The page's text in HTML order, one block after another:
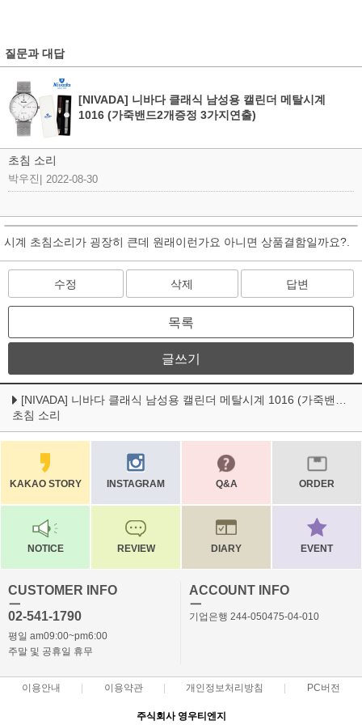
질문과 대답
[NIVADA] 니바다 클래식 남성용 캘린더 메탈시계
1016 (가죽밴드2개증정 3가지연출)
초침 소리
박우진 2022-08-30
시계 초침소리가 굉장히 큰데 원래이런가요 아니면 상품결함일까요?.
수정 삭제 답변
목록
글쓰기
[NIVADA] 니바다 클래식 남성용 캘린더 메탈시계 1016 (가죽밴드2개증정 3가지연출)
초침 소리
KAKAO STORY INSTAGRAM Q&A ORDER
NOTICE REVIEW DIARY EVENT
CUSTOMER INFO
ㅡ
02-541-1790
평일 am09:00~pm6:00
주말 및 공휴일 휴무
ACCOUNT INFO
ㅡ
기업은행 244-050475-04-010
이용안내 이용약관 개인정보처리방침 PC버전
주식회사 영우티엔지